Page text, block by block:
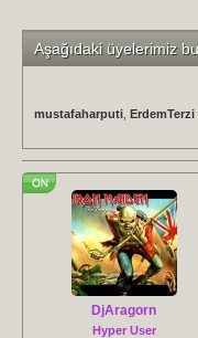
Aşağıdaki üyelerimiz
mustafaharputi ErdemTerzi
DjAragorn
Hyper User